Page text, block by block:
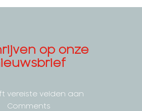
op onze
vereiste velden aan
Comments